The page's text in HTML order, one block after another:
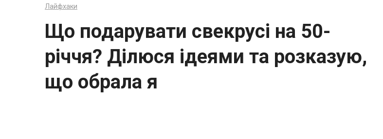
Лайфхаки
Що подарувати свекрусі на 50-
річчя? Ділюся ідеями та розказую,
що обрала я